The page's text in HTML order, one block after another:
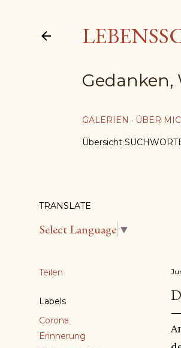
Gedanken,
GALERIEN ÜBER
Übersicht
TRANSLATE
Select Language ▼
Teilen
Labels
Corona
Erinnerung